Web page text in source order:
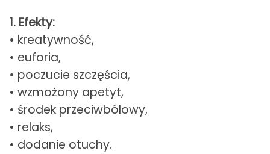
1. Efekty:
• kreatywność,
• euforia,
• poczucie szczęścia,
• wzmożony apetyt,
• środek przeciwbólowy,
• relaks,
• dodanie otuchy.